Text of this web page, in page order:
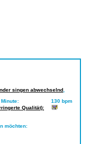
singen abwechselnd
130 bpm
Qualität):
möchten: